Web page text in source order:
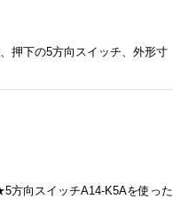
押下の5方向スイッチ、外形寸
方向スイッチA14-K5Aを使った